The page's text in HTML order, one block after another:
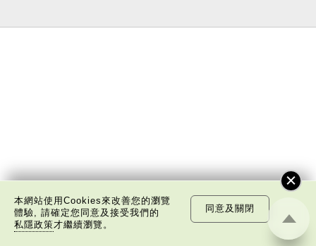
本網站使用Cookies來改善您的瀏覽
體驗, 請確定您同意及接受我們的
私隱政策才繼續瀏覽。
同意及關閉